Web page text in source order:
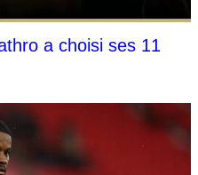
a choisi ses 11